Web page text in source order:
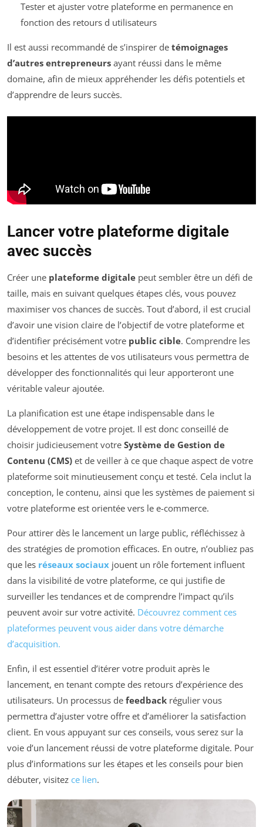
Tester et ajuster votre plateforme en permanence en
fonction des retours d utilisateurs
Il est aussi recommandé de s’inspirer de témoignages
d’autres entrepreneurs ayant réussi dans le même
domaine, afin de mieux appréhender les défis potentiels et
d’apprendre de leurs succès.
Lancer votre plateforme digitale
avec succès
Créer une plateforme digitale peut sembler être un défi de
taille, mais en suivant quelques étapes clés, vous pouvez
maximiser vos chances de succès. Tout d’abord, il est crucial
d’avoir une vision claire de l’objectif de votre plateforme et
d’identifier précisément votre public cible. Comprendre les
besoins et les attentes de vos utilisateurs vous permettra de
développer des fonctionnalités qui leur apporteront une
véritable valeur ajoutée.
La planification est une étape indispensable dans le
développement de votre projet. Il est donc conseillé de
choisir judicieusement votre Système de Gestion de
Contenu (CMS) et de veiller à ce que chaque aspect de votre
plateforme soit minutieusement conçu et testé. Cela inclut la
conception, le contenu, ainsi que les systèmes de paiement si
votre plateforme est orientée vers le e-commerce.
Pour attirer dès le lancement un large public, réfléchissez à
des stratégies de promotion efficaces. En outre, n’oubliez pas
que les réseaux sociaux jouent un rôle fortement influent
dans la visibilité de votre plateforme, ce qui justifie de
surveiller les tendances et de comprendre l’impact qu’ils
peuvent avoir sur votre activité. Découvrez comment ces
plateformes peuvent vous aider dans votre démarche
d’acquisition.
Enfin, il est essentiel d’itérer votre produit après le
lancement, en tenant compte des retours d’expérience des
utilisateurs. Un processus de feedback régulier vous
permettra d’ajuster votre offre et d’améliorer la satisfaction
client. En vous appuyant sur ces conseils, vous serez sur la
voie d’un lancement réussi de votre plateforme digitale. Pour
plus d’informations sur les étapes et les conseils pour bien
débuter, visitez ce lien.